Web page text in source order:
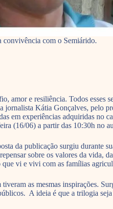
convivência com o Semiárido.
amor e resiliência. Todos esses
jornalista Kátia Gonçalves, pelo
em experiências adquiridas no
(16/06) a partir das 10:30h no
da publicação surgiu durante
sobre os valores da vida,
que vi e vivi com as famílias
as mesmas inspirações.
A ideia é que a trilogia